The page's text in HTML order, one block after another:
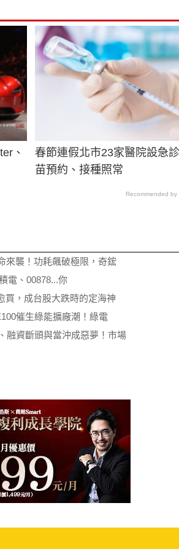
、
春節連假北市23家醫院設急
苗預約、接種照常
Recommended by
來襲！功耗飆破極限，奇鋐
電、00878...你
買，成台股大跌時的定海神
催生綠能擴廠潮！綠電
融資斷頭與當沖成惡夢！市場